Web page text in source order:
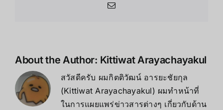
Email
About the Author: Kittiwat Arayachayakul
สวัสดีครับ ผมกิตติวัฒน์ อารยะชัยกุล
(Kittiwat Arayachayakul) ผมทำหน้าที่
ในการแผยแพร่ข่าวสารต่างๆ เกี่ยวกับด้าน